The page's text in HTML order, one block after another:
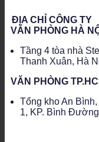
ĐỊA CHỈ CÔNG TY
VĂN PHÒNG HÀ
Tầng 4 tòa nhà
Thanh Xuân, Hà
VĂN PHÒNG
Tổng kho An
1, KP. Bình